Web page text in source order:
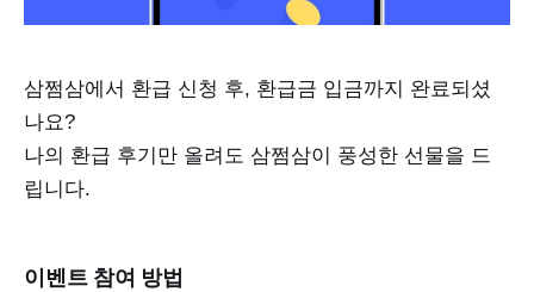
삼쩜삼에서 환급 신청 후, 환급금 입금까지 완료되셨
나요?
나의 환급 후기만 올려도 삼쩜삼이 풍성한 선물을 드
립니다.
이벤트 참여 방법